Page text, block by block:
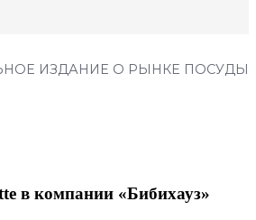
ИЗДАНИЕ О РЫНКЕ ПОСУДЫ
в компании «Бибихауз»